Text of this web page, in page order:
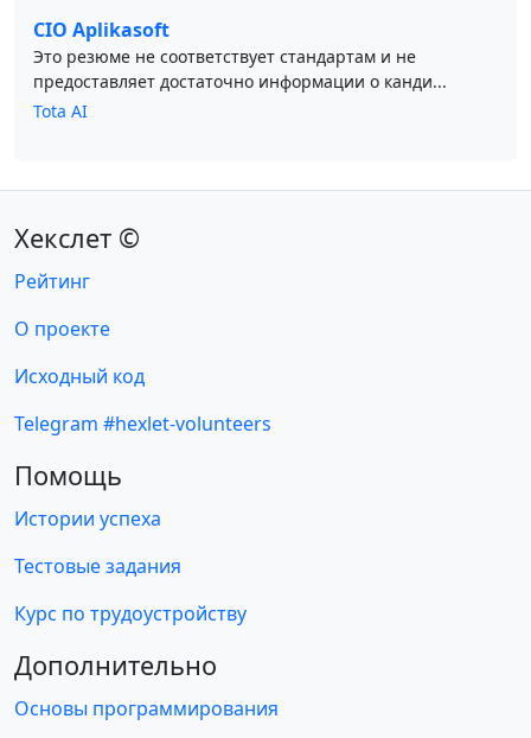
CIO Aplikasoft
Это резюме не соответствует стандартам и не
предоставляет достаточно информации о канди...
Tota AI
Хекслет ©
Рейтинг
О проекте
Исходный код
Telegram #hexlet-volunteers
Помощь
Истории успеха
Тестовые задания
Курс по трудоустройству
Дополнительно
Основы программирования